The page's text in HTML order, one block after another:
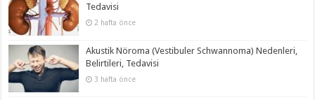
Tedavisi
2 hafta önce
Akustik Nöroma (Vestibuler Schwannoma) Nedenleri,
Belirtileri, Tedavisi
3 hafta önce